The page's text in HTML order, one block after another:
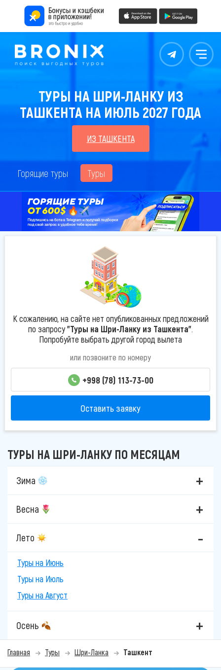
Контакты Меню
ТУРЫ НА ШРИ-ЛАНКУ ИЗ
ТАШКЕНТА НА ИЮЛЬ 2027 ГОДА
ИЗ ТАШКЕНТА
Горящие туры Туры
К сожалению, на сайте нет опубликованных предложений
по запросу"Туры на Шри-Ланку из Ташкента".
Попробуйте выбрать другой город вылета
или позвоните по номеру
+998 (78) 113-73-00
Оставить заявку
ТУРЫ НА ШРИ-ЛАНКУ ПО МЕСЯЦАМ
Зима
Весна
Лето
Туры на Июнь
Туры на Июль
Туры на Август
Осень
Главная Туры Шри-Ланка Ташкент